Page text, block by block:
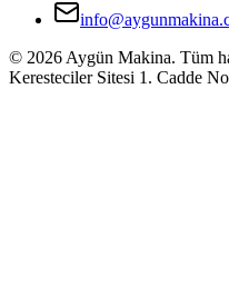
© 2026Aygün Makina. Tüm
Keresteciler Sitesi 1. Cadde